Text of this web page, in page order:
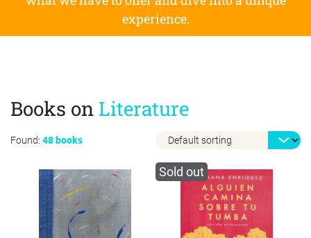
experience.
Found: 48 books
Books on Literature
Sold out